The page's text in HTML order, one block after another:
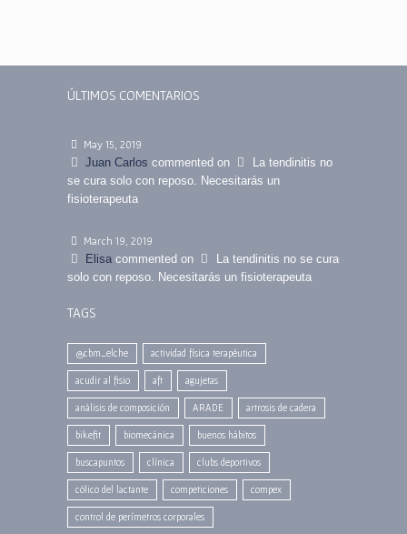
ÚLTIMOS COMENTARIOS
May 15, 2019
Juan Carlos commented on
La tendinitis no
se cura solo con reposo. Necesitarás un
fisioterapeuta
March 19, 2019
Elisa commented on
La tendinitis no se cura
solo con reposo. Necesitarás un fisioterapeuta
TAGS
@cbm_elche actividad física terapéutica
acudir al fisio aft agujetas
análisis de composición ARADE artrosis de cadera
bikefit biomecánica buenos hábitos
buscapuntos clínica clubs deportivos
cólico del lactante competiciones compex
control de perímetros corporales